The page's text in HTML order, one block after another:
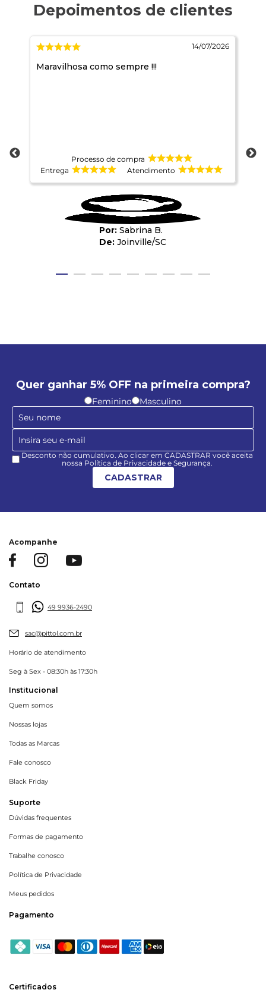
14/07/2026
Maravilhosa como sempre !!!
Processo de compra
Entrega
Atendimento
Sabrina B.
Joinville/SC
Quer ganhar 5% OFF na primeira compra?
Feminino Masculino
Desconto não cumulativo. Ao clicar em CADASTRAR você aceita
nossa Política de Privacidade e Segurança.
CADASTRAR
Acompanhe
Contato
49 9936-2490
sac@pittol.com.br
Horário de atendimento
Seg à Sex - 08:30h às 17:30h
Institucional
Quem somos
Nossas lojas
Todas as Marcas
Fale conosco
Black Friday
Suporte
Dúvidas frequentes
Formas de pagamento
Trabalhe conosco
Política de Privacidade
Meus pedidos
Pagamento
Certificados